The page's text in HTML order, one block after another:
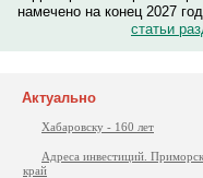
намечено на конец 2027
статьи
Актуально
Хабаровску - 160 лет
Адреса инвестиций.
край